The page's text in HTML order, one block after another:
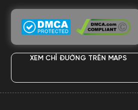
XEM CHỈ ĐƯỜNG TRÊN MAPS